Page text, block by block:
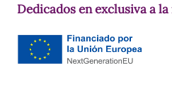
Dedicados en exclusiva a